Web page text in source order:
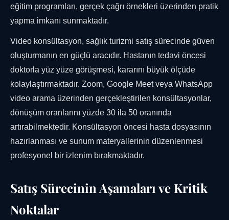
eğitim programları, gerçek çağrı örnekleri üzerinden pratik
yapma imkanı sunmaktadır.
Video konsültasyon, sağlık turizmi satış sürecinde güven
oluşturmanın en güçlü aracıdır. Hastanın tedavi öncesi
doktorla yüz yüze görüşmesi, kararını büyük ölçüde
kolaylaştırmaktadır. Zoom, Google Meet veya WhatsApp
video arama üzerinden gerçekleştirilen konsültasyonlar,
dönüşüm oranlarını yüzde 30 ila 50 oranında
artırabilmektedir. Konsültasyon öncesi hasta dosyasının
hazırlanması ve sunum materyallerinin düzenlenmesi
profesyonel bir izlenim bırakmaktadır.
Satış Sürecinin Aşamaları ve Kritik
Noktalar